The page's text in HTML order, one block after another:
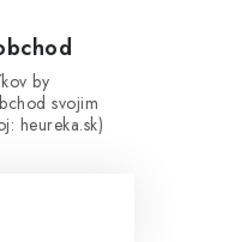
by
svojim
heureka.sk)